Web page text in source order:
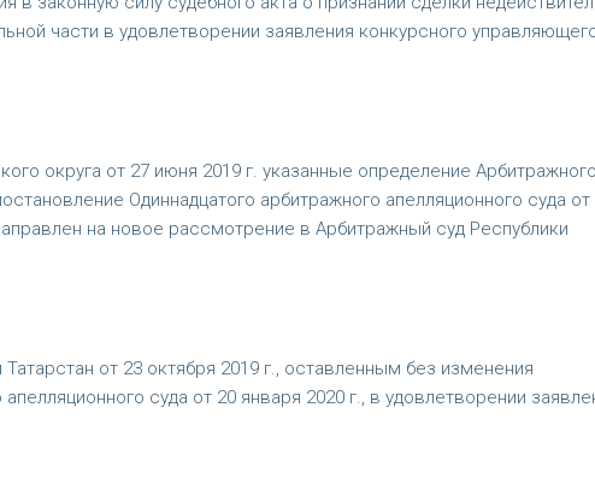
части в удовлетворении заявления конкурсного
округа от 27 июня 2019 г. указанные определение
Одиннадцатого арбитражного апелляционного суда от
на новое рассмотрение в Арбитражный суд Республики
от 23 октября 2019 г., оставленным без изменения
суда от 20 января 2020 г., в удовлетворении